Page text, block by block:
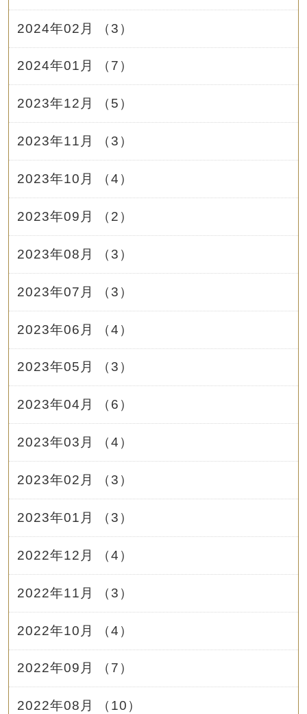
2024年02月 （3）
2024年01月 （7）
2023年12月 （5）
2023年11月 （3）
2023年10月 （4）
2023年09月 （2）
2023年08月 （3）
2023年07月 （3）
2023年06月 （4）
2023年05月 （3）
2023年04月 （6）
2023年03月 （4）
2023年02月 （3）
2023年01月 （3）
2022年12月 （4）
2022年11月 （3）
2022年10月 （4）
2022年09月 （7）
2022年08月 （10）